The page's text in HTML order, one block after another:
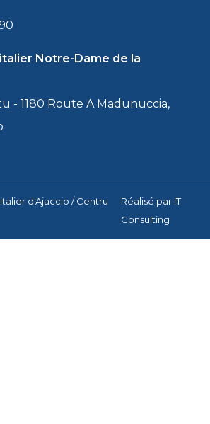
Notre-Dame de la
- 1180 Route A Madunuccia,
d'Ajaccio / Centru
Réalisé par IT
Consulting